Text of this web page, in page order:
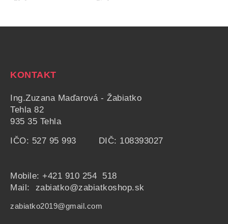
KONTAKT
Ing.Zuzana Maďarová - Žabiatko
Tehla 82
935 35 Tehla
IČO: 527 95 993 DIČ: 108393027
Mobile: +421 910 254 518
Mail: zabiatko@zabiatkoshop.sk
zabiatko2019@gmail.com